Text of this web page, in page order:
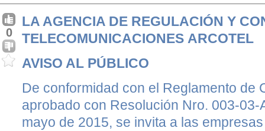
0
LA AGENCIA DE REGULACIÓN Y
TELECOMUNICACIONES ARCOTEL
AVISO AL PÚBLICO
De conformidad con el Reglamento de
aprobado con Resolución Nro. 003-
mayo de 2015, se invita a las